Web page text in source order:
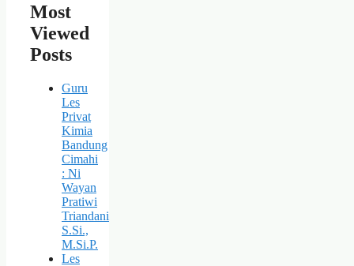
Most
Viewed
Posts
Guru
Les
Privat
Kimia
Bandung
Cimahi
: Ni
Wayan
Pratiwi
Triandani
S.Si.,
M.Si.P.
Les